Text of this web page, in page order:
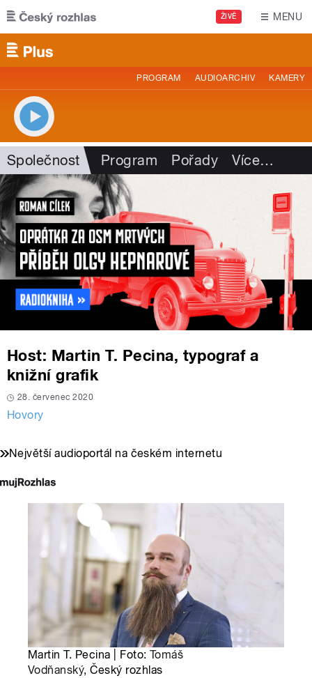
Přejít k hlavnímu obsahu
ŽIVĚ MENU
PROGRAM AUDIOARCHIV KAMERY
Společnost Program Pořady Více…
Host: Martin T. Pecina, typograf a
knižní grafik
28. červenec 2020
Hovory
Největší audioportál na českém internetu
Martin T. Pecina | Foto: Tomáš
Vodňanský, Český rozhlas